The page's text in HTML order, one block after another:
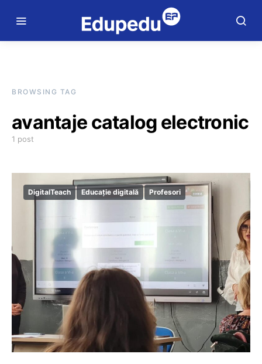
BROWSING TAG
avantaje catalog electronic
1 post
DigitalTeach Educație digitală Profesori